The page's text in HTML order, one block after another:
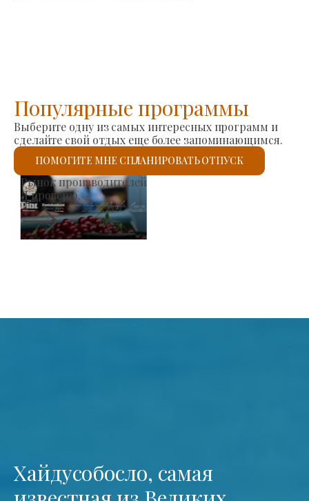
Популярные программы
Выберите одну из самых интересных программ и
сделайте свой отдых еще более запоминающимся.
ПОМОГИТЕ МНЕ СПЛАНИРОВАТЬ ОТПУСК
Римско-католическая церковь Святого Ласло
Я проверю.
Хайдусобосло, самая